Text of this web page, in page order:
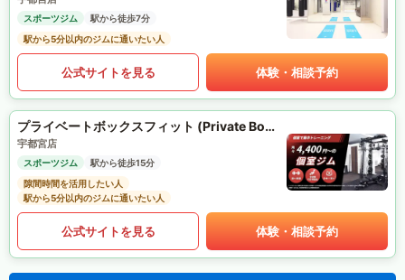
スポーツジム
駅から徒歩7分
駅から5分以内のジムに通いたい人
公式サイトを見る 体験・相談予約
プライベートボックスフィット (Private Box Fit)
宇都宮店
スポーツジム
駅から徒歩15分
隙間時間を活用したい人
駅から5分以内のジムに通いたい人
公式サイトを見る 体験・相談予約